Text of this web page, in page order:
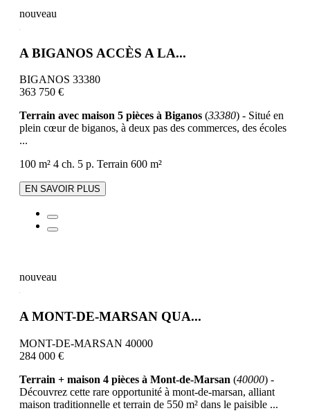
nouveau
A BIGANOS ACCÈS A LA...
BIGANOS 33380
363 750 €
Terrain avec maison 5 pièces à Biganos (33380) - Situé en
plein cœur de biganos, à deux pas des commerces, des écoles
...
100 m² 4 ch. 5 p. Terrain 600 m²
EN SAVOIR PLUS
nouveau
A MONT-DE-MARSAN QUA...
MONT-DE-MARSAN 40000
284 000 €
Terrain + maison 4 pièces à Mont-de-Marsan (40000) -
Découvrez cette rare opportunité à mont-de-marsan, alliant
maison traditionnelle et terrain de 550 m² dans le paisible ...